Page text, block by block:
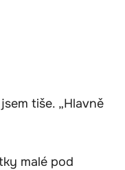
tiše. „Hlavně
malé pod